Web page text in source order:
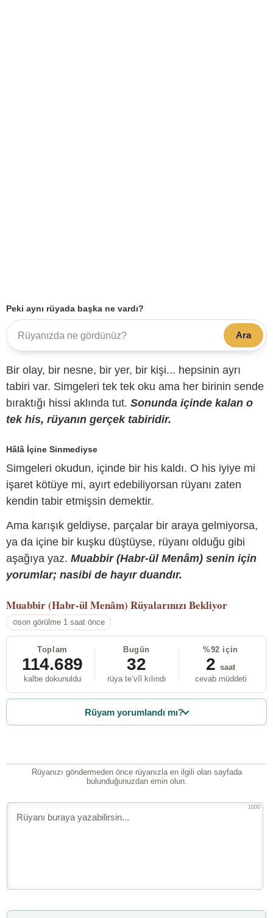
Peki aynı rüyada başka ne vardı?
Ara
Bir olay, bir nesne, bir yer, bir kişi... hepsinin ayrı
tabiri var. Simgeleri tek tek oku ama her birinin sende
bıraktığı hissi aklında tut. Sonunda içinde kalan o
tek his, rüyanın gerçek tabiridir.
Hâlâ İçine Sinmediyse
Simgeleri okudun, içinde bir his kaldı. O his iyiye mi
işaret kötüye mi, ayırt edebiliyorsan rüyanı zaten
kendin tabir etmişsin demektir.
Ama karışık geldiyse, parçalar bir araya gelmiyorsa,
ya da içine bir kuşku düştüyse, rüyanı olduğu gibi
aşağıya yaz. Muabbir (Habr-ül Menâm) senin için
yorumlar; nasibi de hayır duandır.
Muabbir (Habr-ül Menâm) Rüyalarınızı Bekliyor
son görülme 1 saat önce
Toplam
114.689
kalbe dokunuldu
Bugün
32
rüya te’vîl kılındı
%92 için
2 saat
cevab müddeti
Rüyam yorumlandı mı?
Rüyanızı göndermeden önce rüyanızla en ilgili olan sayfada
bulunduğunuzdan emin olun.
1000